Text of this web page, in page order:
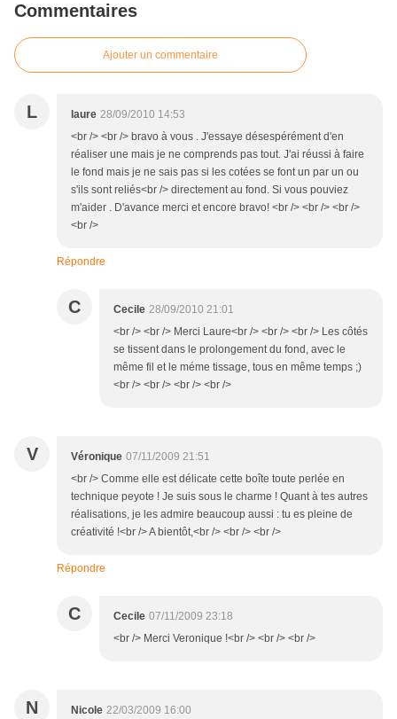
Commentaires
Ajouter un commentaire
L laure 28/09/2010 14:53
<br /> <br /> bravo à vous . J'essaye désespérément d'en
réaliser une mais je ne comprends pas tout. J'ai réussi à faire
le fond mais je ne sais pas si les cotées se font un par un ou
s'ils sont reliés<br /> directement au fond. Si vous pouviez
m'aider . D'avance merci et encore bravo! <br /> <br /> <br />
<br />
Répondre
C Cecile 28/09/2010 21:01
<br /> <br /> Merci Laure<br /> <br /> <br /> Les côtés
se tissent dans le prolongement du fond, avec le
même fil et le méme tissage, tous en même temps ;)
<br /> <br /> <br /> <br />
V Véronique 07/11/2009 21:51
<br /> Comme elle est délicate cette boîte toute perlée en
technique peyote ! Je suis sous le charme ! Quant à tes autres
réalisations, je les admire beaucoup aussi : tu es pleine de
créativité !<br /> A bientôt,<br /> <br /> <br />
Répondre
C Cecile 07/11/2009 23:18
<br /> Merci Veronique !<br /> <br /> <br />
N Nicole 22/03/2009 16:00